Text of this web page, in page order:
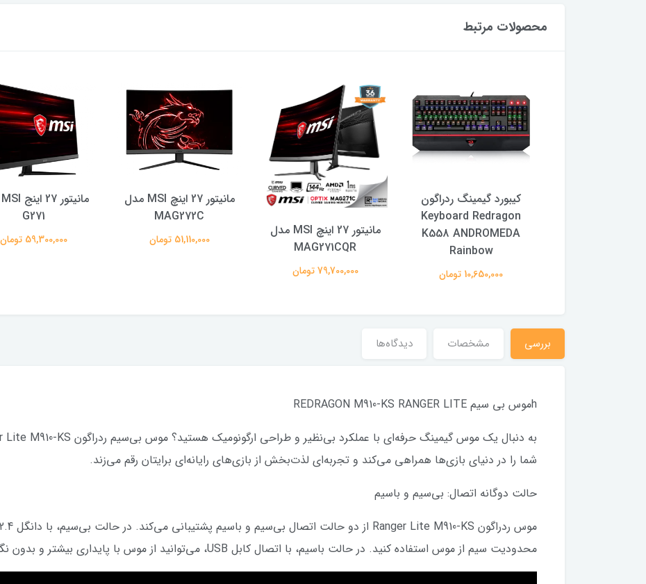
محصولات مرتبط
کیبورد گیمینگ ردراگون
Keyboard Redragon
K558 ANDROMEDA
Rainbow
10,650,000 تومان
مانیتور 27 اینچ MSI مدل
MAG271CQR
79,700,000 تومان
مانیتور 27 اینچ MSI مدل
MAG272C
51,110,000 تومان
G271
59,300,000 تومان
بررسی مشخصات دیدگاه‌ها
hموس بی سیم REDRAGON M910-KS RANGER LITE
شما را در دنیای بازی‌ها همراهی می‌کند و تجربه‌ای لذت‌بخش از بازی‌های رایانه‌ای برایتان رقم می‌زند.
حالت دوگانه اتصال: بی‌سیم و باسیم
محدودیت سیم از موس استفاده کنید. در حالت باسیم، با اتصال کابل USB، می‌توانید از موس با پایداری بیشتر و بدون نگرانی از قطعی اتصال استفاده کنید.